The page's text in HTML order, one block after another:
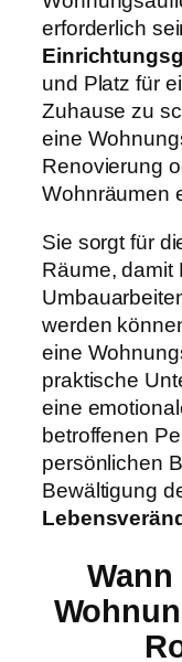
erforderlich
und Platz für
Zuhause zu
eine
Renovierung
Wohnräumen
Sie sorgt für
Räume, damit
werden
eine
praktische
eine
betroffenen
persönlichen
Bewältigung